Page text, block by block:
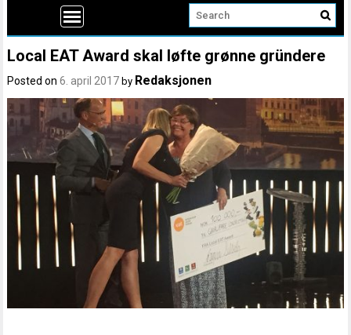
Local EAT Award skal løfte grønne gründere
Posted on6. april 2017 by Redaksjonen